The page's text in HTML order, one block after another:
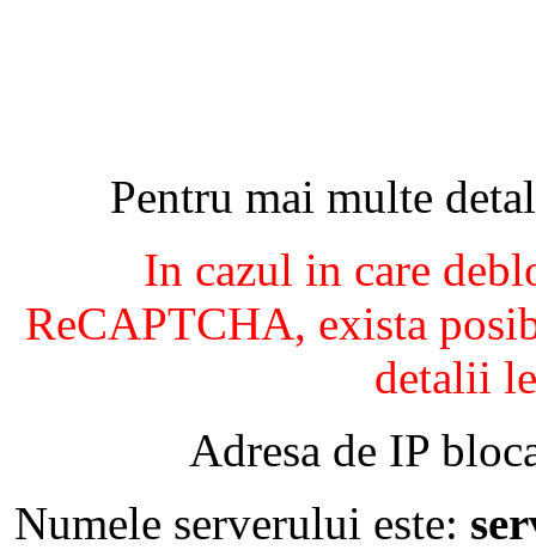
Pentru mai multe
In cazul in care
ReCAPTCHA, exista
detalii
Adresa de IP
Numele serverului este: